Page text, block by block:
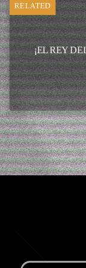
RELATED
¡EL REY